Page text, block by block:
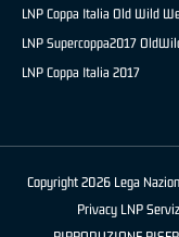
LNP Coppa Italia Old Wild
LNP Supercoppa2017
LNP Coppa Italia 2017
Copyright 2026 Lega
Privacy LNP